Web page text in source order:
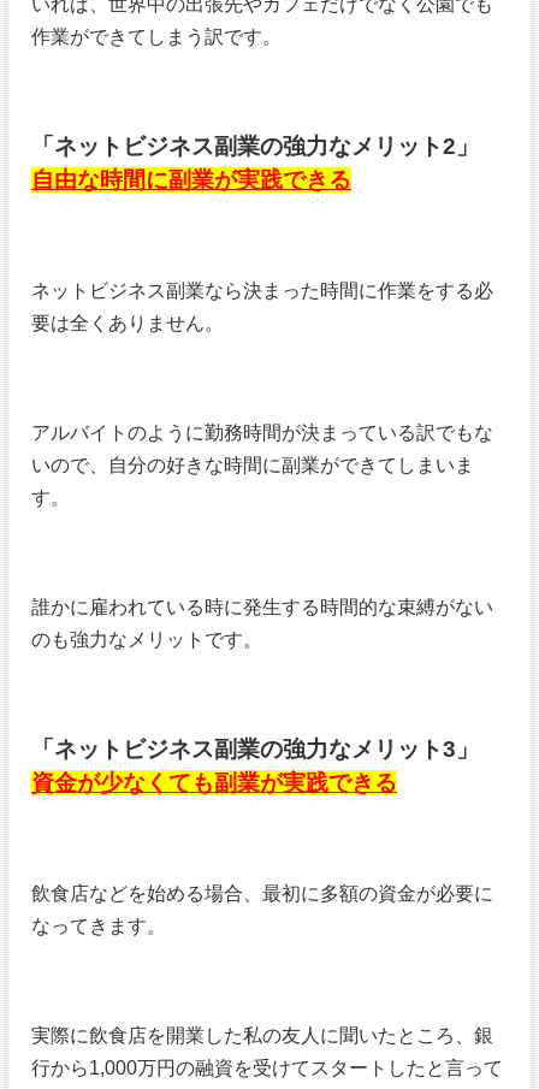
作業ができてしまう訳です。
「ネットビジネス副業の強力なメリット2」
自由な時間に副業が実践できる
ネットビジネス副業なら決まった時間に作業をする必
要は全くありません。
アルバイトのように勤務時間が決まっている訳でもな
いので、自分の好きな時間に副業ができてしまいま
す。
誰かに雇われている時に発生する時間的な束縛がない
のも強力なメリットです。
「ネットビジネス副業の強力なメリット3」
資金が少なくても副業が実践できる
飲食店などを始める場合、最初に多額の資金が必要に
なってきます。
実際に飲食店を開業した私の友人に聞いたところ、銀
行から1,000万円の融資を受けてスタートしたと言って